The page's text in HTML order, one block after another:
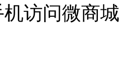
访问微商城